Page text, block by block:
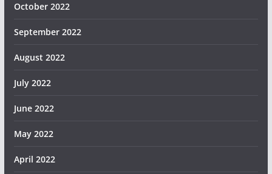
October 2022
September 2022
August 2022
July 2022
June 2022
May 2022
April 2022